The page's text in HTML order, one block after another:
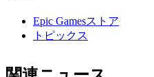
Epic Gamesストア
トピックス